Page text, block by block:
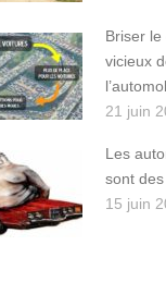
Briser le
vicieux
21 juin
Les
sont
15 juin